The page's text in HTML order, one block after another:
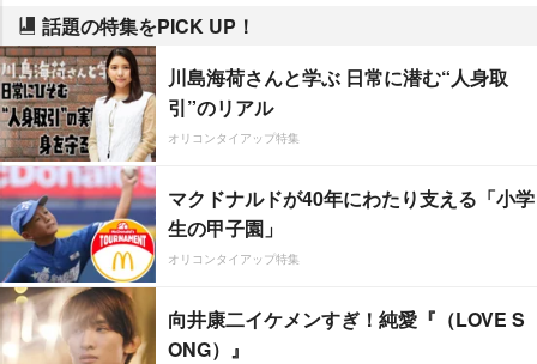
話題の特集をPICK UP！
川島海荷さんと学ぶ 日常に潜む“人身取
引”のリアル
オリコンタイアップ特集
マクドナルドが40年にわたり支える「小学
生の甲子園」
オリコンタイアップ特集
向井康二イケメンすぎ！純愛『（LOVE S
ONG）』